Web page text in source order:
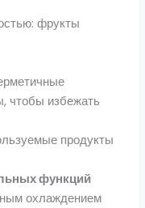
фрукты
чтобы избежать
продукты
функций
охлаждением